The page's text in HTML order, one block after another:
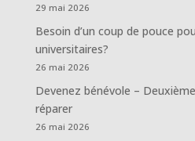
29 mai 2026
Besoin d’un coup de pouce
universitaires?
26 mai 2026
Devenez bénévole –
réparer
26 mai 2026